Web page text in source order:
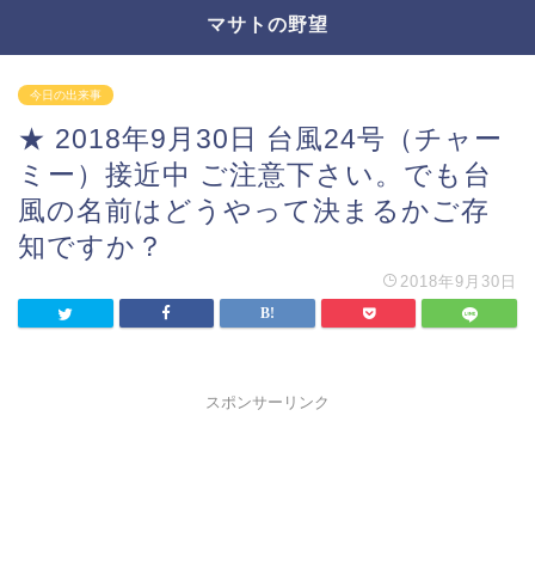
マサトの野望
今日の出来事
★ 2018年9月30日 台風24号（チャー
ミー）接近中 ご注意下さい。でも台
風の名前はどうやって決まるかご存
知ですか？
2018年9月30日
スポンサーリンク